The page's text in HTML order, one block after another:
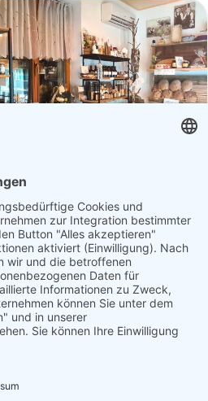
| Dorfladen Stall im
Getreideprodukte,
Honig, Aufstriche & Co,
Weitere Hofprodukte
Bauchspeck,